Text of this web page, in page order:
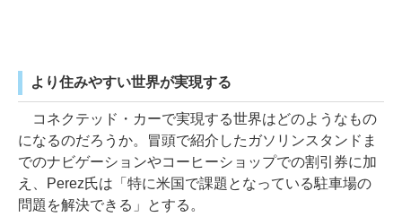
より住みやすい世界が実現する
コネクテッド・カーで実現する世界はどのようなもの
になるのだろうか。冒頭で紹介したガソリンスタンドま
でのナビゲーションやコーヒーショップでの割引券に加
え、Perez氏は「特に米国で課題となっている駐車場の
問題を解決できる」とする。